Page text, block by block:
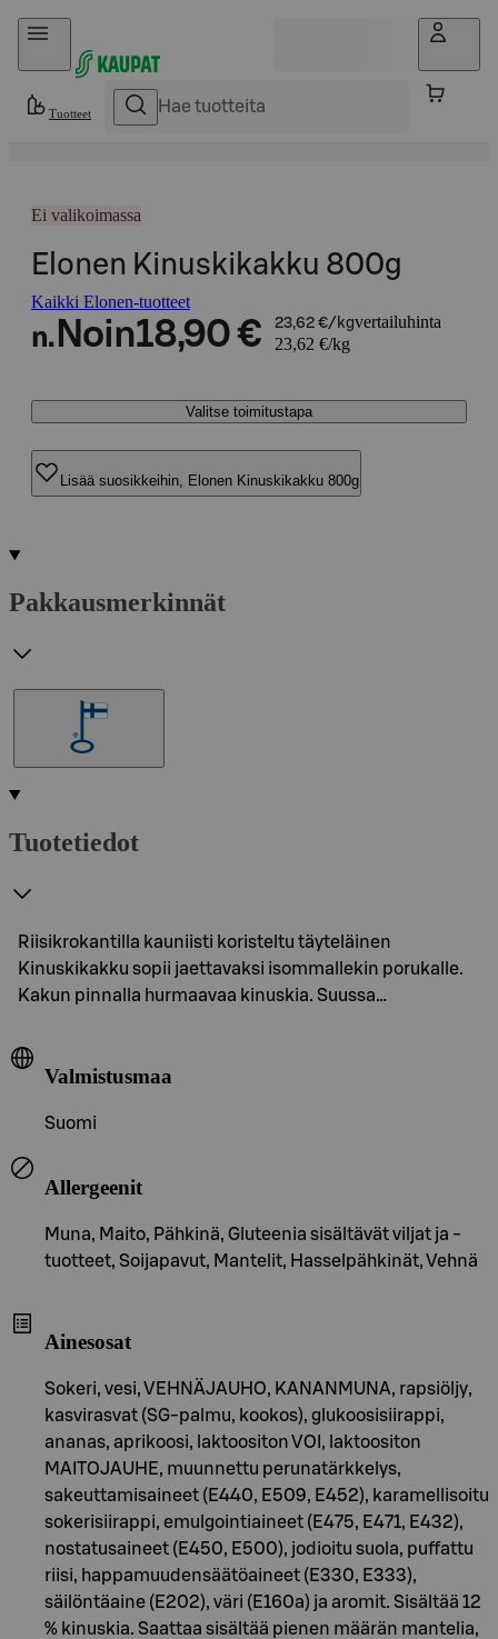
Hyppää sisältöön
Tuotteet
Ei valikoimassa
Elonen Kinuskikakku 800g
Kaikki Elonen-tuotteet
n. Noin18,90 € 23,62 €/kgvertailuhinta
23,62 €/kg
Valitse toimitustapa
Lisää suosikkeihin, Elonen Kinuskikakku 800g
Pakkausmerkinnät
Tuotetiedot
Riisikrokantilla kauniisti koristeltu täyteläinen
Kinuskikakku sopii jaettavaksi isommallekin porukalle.
Kakun pinnalla hurmaavaa kinuskia. Suussa…
Valmistusmaa
Suomi
Allergeenit
Muna, Maito, Pähkinä, Gluteenia sisältävät viljat ja -
tuotteet, Soijapavut, Mantelit, Hasselpähkinät, Vehnä
Ainesosat
Sokeri, vesi, VEHNÄJAUHO, KANANMUNA, rapsiöljy,
kasvirasvat (SG-palmu, kookos), glukoosisiirappi,
ananas, aprikoosi, laktoositon VOI, laktoositon
MAITOJAUHE, muunnettu perunatärkkelys,
sakeuttamisaineet (E440, E509, E452), karamellisoitu
sokerisiirappi, emulgointiaineet (E475, E471, E432),
nostatusaineet (E450, E500), jodioitu suola, puffattu
riisi, happamuudensäätöaineet (E330, E333),
säilöntäaine (E202), väri (E160a) ja aromit. Sisältää 12
% kinuskia. Saattaa sisältää pienen määrän mantelia,